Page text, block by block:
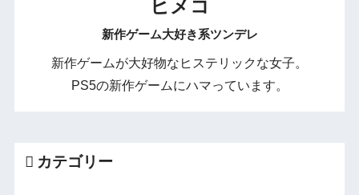
ヒメコ
新作ゲーム大好き系ツンデレ
新作ゲームが大好物なヒステリックな女子。
PS5の新作ゲームにハマっています。
カテゴリー